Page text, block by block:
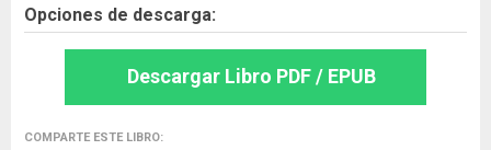
Opciones de descarga:
Descargar Libro PDF / EPUB
COMPARTE ESTE LIBRO: